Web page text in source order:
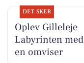
DET SKER
Oplev Gilleleje
Labyrinten med
en omviser